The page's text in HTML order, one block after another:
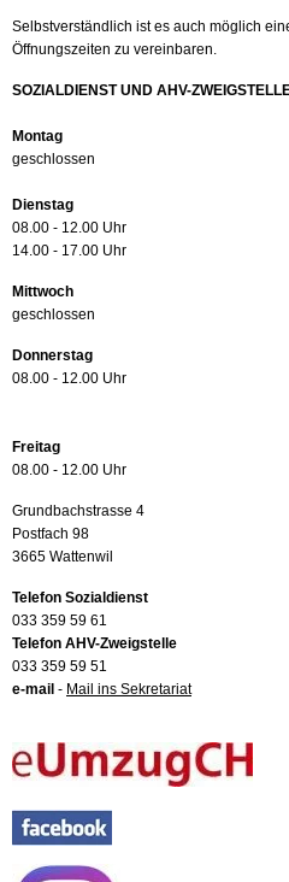
Selbstverständlich ist es auch möglich
Öffnungszeiten zu vereinbaren.
SOZIALDIENST UND AHV-
Montag
geschlossen
Dienstag
08.00 - 12.00 Uhr
14.00 - 17.00 Uhr
Mittwoch
geschlossen
Donnerstag
08.00 - 12.00 Uhr
Freitag
08.00 - 12.00 Uhr
Grundbachstrasse 4
Postfach 98
3665 Wattenwil
Telefon Sozialdienst
033 359 59 61
Telefon AHV-Zweigstelle
033 359 59 51
e-mail - Mail ins Sekretariat